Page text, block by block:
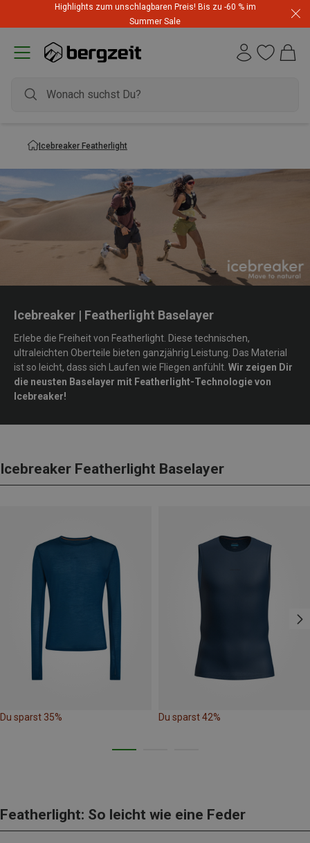
Highlights zum unschlagbaren Preis! Bis zu -60 % im
Summer Sale
Icebreaker Featherlight
Icebreaker | Featherlight Baselayer
Erlebe die Freiheit von Featherlight. Diese technischen,
ultraleichten Oberteile bieten ganzjährig Leistung. Das Material
ist so leicht, dass sich Laufen wie Fliegen anfühlt. Wir zeigen Dir
die neusten Baselayer mit Featherlight-Technologie von
Icebreaker!
Icebreaker Featherlight Baselayer
Du sparst 35% Du sparst 42%
Featherlight: So leicht wie eine Feder